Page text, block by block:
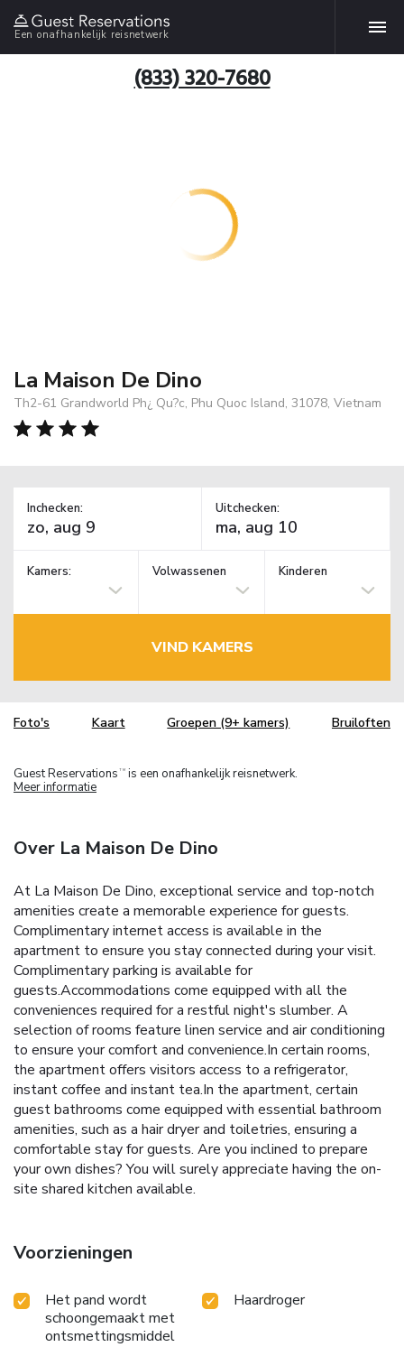
Een onafhankelijk reisnetwerk
(833) 320-7680
La Maison De Dino
Th2-61 Grandworld Ph¿ Qu?c, Phu Quoc Island, 31078, Vietnam
Inchecken: Uitchecken:
Kamers: Volwassenen Kinderen
VIND KAMERS
Foto's Kaart Groepen (9+ kamers) Bruiloften
Guest Reservations TM is een onafhankelijk reisnetwerk.
Meer informatie
Over La Maison De Dino
At La Maison De Dino, exceptional service and top-notch
amenities create a memorable experience for guests.
Complimentary internet access is available in the
apartment to ensure you stay connected during your visit.
Complimentary parking is available for
guests.Accommodations come equipped with all the
conveniences required for a restful night's slumber. A
selection of rooms feature linen service and air conditioning
to ensure your comfort and convenience.In certain rooms,
the apartment offers visitors access to a refrigerator,
instant coffee and instant tea.In the apartment, certain
guest bathrooms come equipped with essential bathroom
amenities, such as a hair dryer and toiletries, ensuring a
comfortable stay for guests. Are you inclined to prepare
your own dishes? You will surely appreciate having the on-
site shared kitchen available.
Voorzieningen
Het pand wordt
schoongemaakt met
ontsmettingsmiddel
Haardroger